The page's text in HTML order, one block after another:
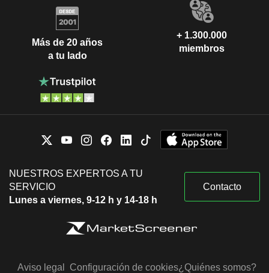
Más de 20 años
a tu lado
+ 1.300.000
miembros
NUESTROS EXPERTOS A TU
SERVICIO
Lunes a viernes, 9-12 h y 14-18 h
Contacto
Aviso legal Configuración de cookies¿Quiénes somos?